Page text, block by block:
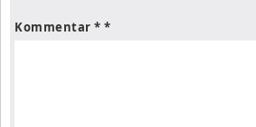
Kommentar *